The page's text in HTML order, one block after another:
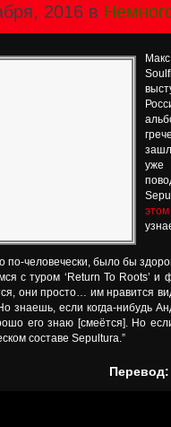
2016 в
уже
по-человечески, было бы
с туром ‘Return To Roots’ и
они просто… им нравится
знаешь, если когда-нибудь
его знаю [смеётся]. Но
составе Sepultura.”
Перевод: